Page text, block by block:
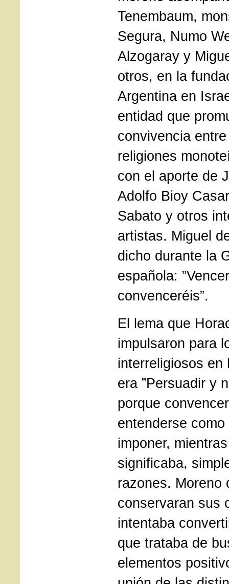
Tenembaum,
Segura, Numo
Alzogaray y
otros, en la
Argentina en
entidad que
convivencia
religiones
con el aporte de
Adolfo Bioy
Sabato y otros
artistas. Miguel
dicho durante la
española:
convenceréis”.
El lema que
impulsaron para
interreligiosos en
era ”Persuadir y
porque
entenderse como
imponer,
significaba,
razones. Moreno
conservaran sus
intentaba
que trataba de
elementos